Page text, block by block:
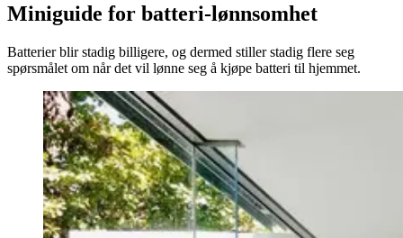
Miniguide for batteri-lønnsomhet
Batterier blir stadig billigere, og dermed stiller stadig flere seg
spørsmålet om når det vil lønne seg å kjøpe batteri til hjemmet.